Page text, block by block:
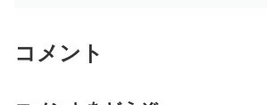
コメント